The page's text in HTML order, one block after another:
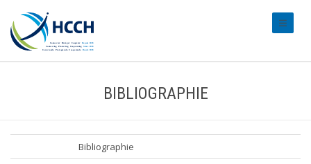
BIBLIOGRAPHIE
Bibliographie